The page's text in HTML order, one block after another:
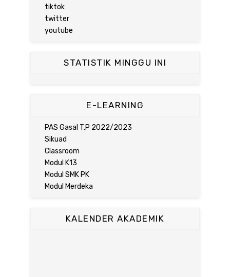
tiktok
twitter
youtube
STATISTIK MINGGU INI
E-LEARNING
PAS Gasal T.P 2022/2023
Sikuad
Classroom
Modul K13
Modul SMK PK
Modul Merdeka
KALENDER AKADEMIK